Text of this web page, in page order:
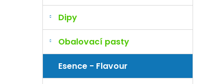
Dipy
Obalovací pasty
Esence - Flavour